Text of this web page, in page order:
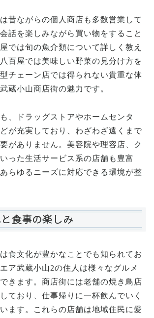
昔ながらの個人商店も多数営業して
話を楽しみながら買い物をすること
では旬の魚介類について詳しく教え
百屋では美味しい野菜の見分け方を
チェーン店では得られない貴重な体
蔵小山商店街の魅力です。
、ドラッグストアやホームセンタ
が充実しており、わざわざ遠くまで
がありません。美容院や理容店、ク
った生活サービス系の店舗も豊富
らゆるニーズに対応できる環境が整
食事の楽しみ
食文化が豊かなことでも知られてお
ア武蔵小山2の住人は様々なグルメ
きます。商店街には老舗の焼き鳥店
ており、仕事帰りに一杯飲んでいく
ます。これらの店舗は地域住民に愛